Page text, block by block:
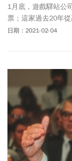
1月底，遊戲驛站公
票；這家過去20年
再次成為全球焦點。
日期：2021-02-04